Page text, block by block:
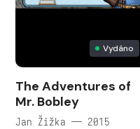
Vydáno
The Adventures of
Mr. Bobley
Jan Žižka — 2015